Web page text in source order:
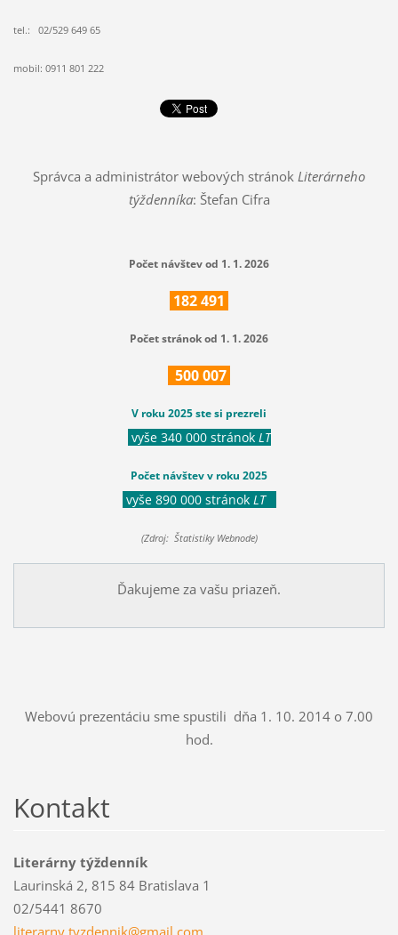
tel.: 02/529 649 65
mobil: 0911 801 222
Správca a administrátor webových stránok Literárneho
týždenníka: Štefan Cifra
Počet návštev od 1. 1. 2026
182491
Počet stránok od 1. 1. 2026
500007
V roku 2025 ste si prezreli
vyše 340 000 stránok LT
Počet návštev v roku 2025
vyše 890 000 stránok LT
(Zdroj: Štatistiky Webnode)
Ďakujeme za vašu priazeň.
Webovú prezentáciu sme spustili dňa 1. 10. 2014 o 7.00
hod.
Kontakt
Literárny týždenník
Laurinská 2, 815 84 Bratislava 1
02/5441 8670